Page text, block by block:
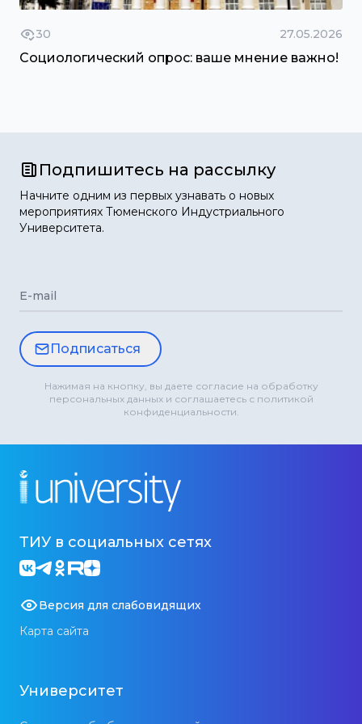
30 27.05.2026
Социологический опрос: ваше мнение важно!
Подпишитесь на рассылку
Начните одним из первых узнавать о новых
мероприятиях Тюменского Индустриального
Университета.
E-mail
Подписаться
Нажимая на кнопку, вы даете согласие на обработку
персональных данных и соглашаетесь с политикой
конфиденциальности.
ТИУ в социальных сетях
Версия для слабовидящих
Карта сайта
Университет